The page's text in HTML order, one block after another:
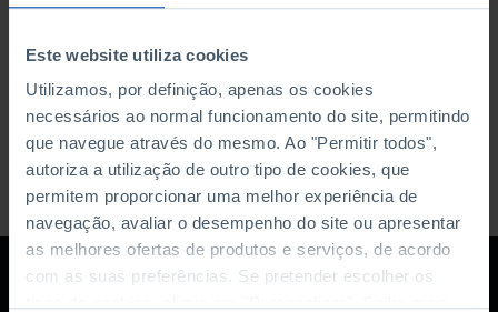
Este website utiliza cookies
Utilizamos, por definição, apenas os cookies
necessários ao normal funcionamento do site, permitindo
que navegue através do mesmo. Ao "Permitir todos",
autoriza a utilização de outro tipo de cookies, que
permitem proporcionar uma melhor experiência de
navegação, avaliar o desempenho do site ou apresentar
as melhores ofertas de produtos e serviços, de acordo
com as suas preferências. Se pretender escolher os